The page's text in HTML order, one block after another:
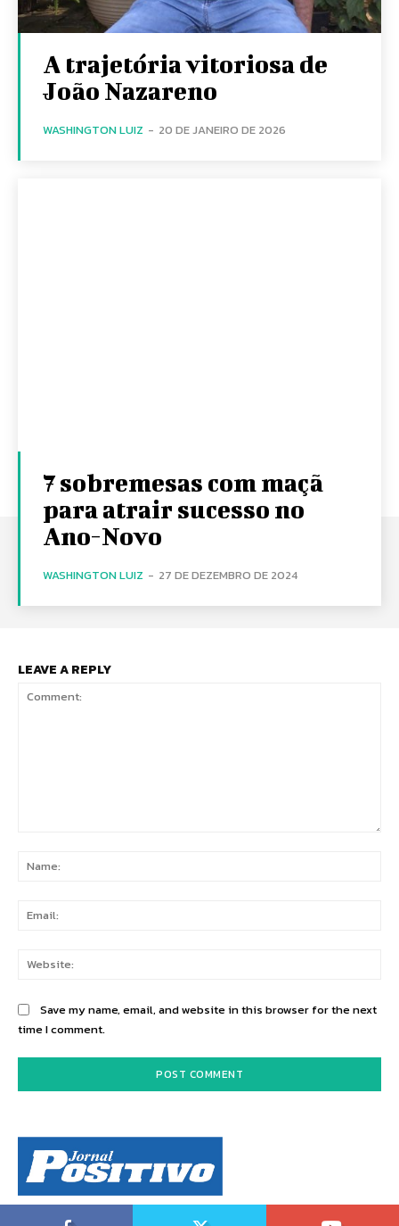
A trajetória vitoriosa de
João Nazareno
WASHINGTON LUIZ - 20 DE JANEIRO DE 2026
7 sobremesas com maçã
para atrair sucesso no
Ano-Novo
WASHINGTON LUIZ - 27 DE DEZEMBRO DE 2024
LEAVE A REPLY
Save my name, email, and website in this browser for the next
time I comment.